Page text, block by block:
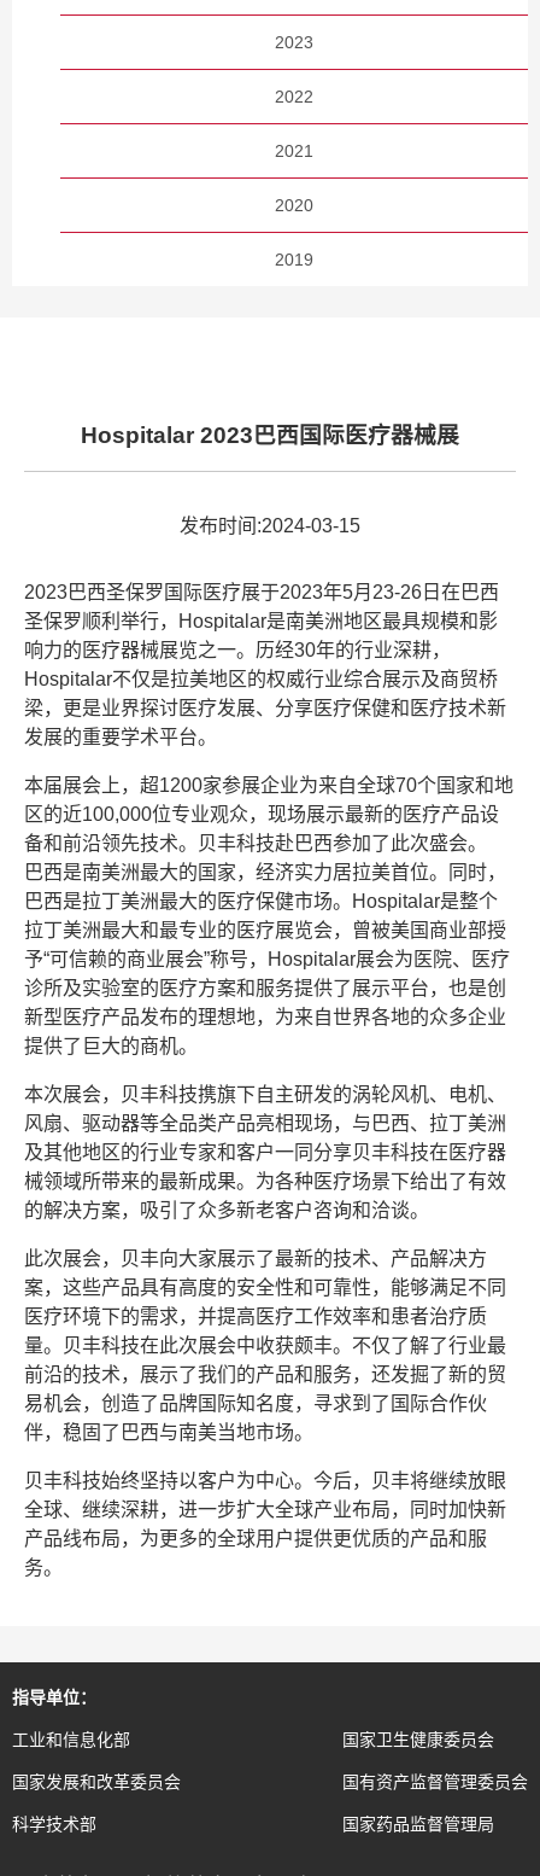
2023
2022
2021
2020
2019
Hospitalar 2023巴西国际医疗器械展
发布时间:2024-03-15
2023巴西圣保罗国际医疗展于2023年5月23-26日在巴西
圣保罗顺利举行，Hospitalar是南美洲地区最具规模和影
响力的医疗器械展览之一。历经30年的行业深耕，
Hospitalar不仅是拉美地区的权威行业综合展示及商贸桥
梁，更是业界探讨医疗发展、分享医疗保健和医疗技术新
发展的重要学术平台。
本届展会上，超1200家参展企业为来自全球70个国家和地
区的近100,000位专业观众，现场展示最新的医疗产品设
备和前沿领先技术。贝丰科技赴巴西参加了此次盛会。
巴西是南美洲最大的国家，经济实力居拉美首位。同时，
巴西是拉丁美洲最大的医疗保健市场。Hospitalar是整个
拉丁美洲最大和最专业的医疗展览会，曾被美国商业部授
予“可信赖的商业展会”称号，Hospitalar展会为医院、医疗
诊所及实验室的医疗方案和服务提供了展示平台，也是创
新型医疗产品发布的理想地，为来自世界各地的众多企业
提供了巨大的商机。
本次展会，贝丰科技携旗下自主研发的涡轮风机、电机、
风扇、驱动器等全品类产品亮相现场，与巴西、拉丁美洲
及其他地区的行业专家和客户一同分享贝丰科技在医疗器
械领域所带来的最新成果。为各种医疗场景下给出了有效
的解决方案，吸引了众多新老客户咨询和洽谈。
此次展会，贝丰向大家展示了最新的技术、产品解决方
案，这些产品具有高度的安全性和可靠性，能够满足不同
医疗环境下的需求，并提高医疗工作效率和患者治疗质
量。贝丰科技在此次展会中收获颇丰。不仅了解了行业最
前沿的技术，展示了我们的产品和服务，还发掘了新的贸
易机会，创造了品牌国际知名度，寻求到了国际合作伙
伴，稳固了巴西与南美当地市场。
贝丰科技始终坚持以客户为中心。今后，贝丰将继续放眼
全球、继续深耕，进一步扩大全球产业布局，同时加快新
产品线布局，为更多的全球用户提供更优质的产品和服
务。
指导单位：
工业和信息化部
国家发展和改革委员会
科学技术部
国家卫生健康委员会
国有资产监督管理委员会
国家药品监督管理局